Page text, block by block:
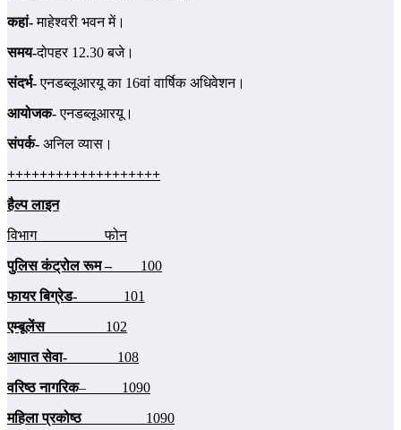
कहां-माहेश्‍वरी भवन में।
समय-दोपहर 12.30 बजे।
संदर्भ-एनडब्लूआरयू का 16वां वार्षिक अधिवेशन।
आयोजक-एनडब्लूआरयू।
संपर्क- अनिल व्‍यास।
+++++++++++++++++++
हैल्‍प लाइन
विभाग फोन
पुलिस कंट्रोल रूम –100
फायर बिग्रेड- 101
एम्‍बूलेंस102
आपात सेवा-
108
वरिष्‍ठ नागरिक– 1090
महिला प्रकोष्‍ठ
1090